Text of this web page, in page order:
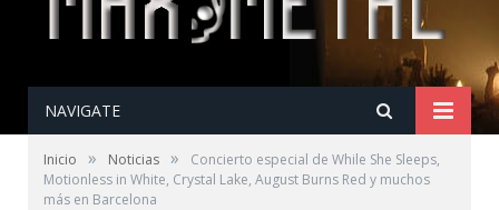
NAVIGATE
Inicio » Noticias »
Concierto especial de While She Sleeps,
Motionless in White, Crystal Lake, August Burns Red y muchos
más en Barcelona